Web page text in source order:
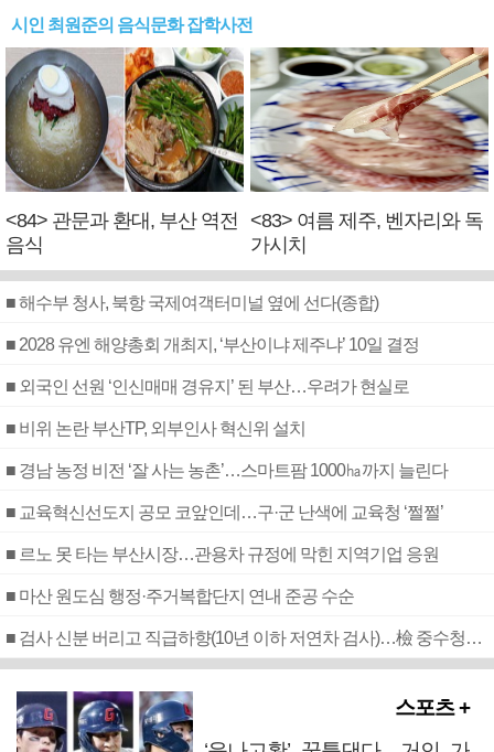
시인 최원준의 음식문화 잡학사전
<84> 관문과 환대, 부산 역전
음식
<83> 여름 제주, 벤자리와 독
가시치
■ 해수부 청사, 북항 국제여객터미널 옆에 선다(종합)
■ 2028 유엔 해양총회 개최지, ‘부산이냐 제주냐’ 10일 결정
■ 외국인 선원 ‘인신매매 경유지’ 된 부산…우려가 현실로
■ 비위 논란 부산TP, 외부인사 혁신위 설치
■ 경남 농정 비전 ‘잘 사는 농촌’…스마트팜 1000㏊까지 늘린다
■ 교육혁신선도지 공모 코앞인데…구·군 난색에 교육청 ‘쩔쩔’
■ 르노 못 타는 부산시장…관용차 규정에 막힌 지역기업 응원
■ 마산 원도심 행정·주거복합단지 연내 준공 수순
■ 검사 신분 버리고 직급하향(10년 이하 저연차 검사)…檢 중수청행 기피
스포츠 +